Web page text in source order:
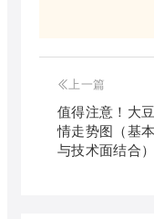
上一篇
值得注意！大
情走势图（基
与技术面结合）